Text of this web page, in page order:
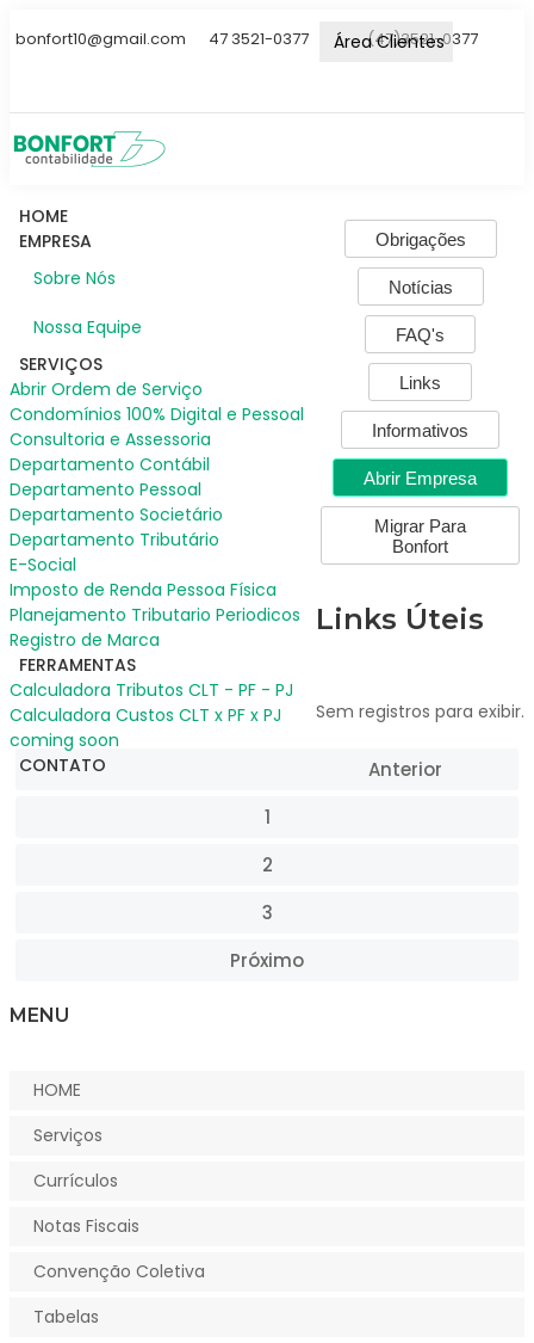
bonfort10@gmail.com 47 3521-0377 (47)3521-0377
HOME
EMPRESA
Sobre Nós
Nossa Equipe
SERVIÇOS
Abrir Ordem de Serviço
Condomínios 100% Digital e Pessoal
Consultoria e Assessoria
Departamento Contábil
Departamento Pessoal
Departamento Societário
Departamento Tributário
E-Social
Imposto de Renda Pessoa Física
Planejamento Tributario Periodicos
Registro de Marca
FERRAMENTAS
Calculadora Tributos CLT - PF - PJ
Calculadora Custos CLT x PF x PJ
coming soon
CONTATO
Área Clientes
Obrigações
Notícias
FAQ's
Links
Informativos
Abrir Empresa
Migrar Para
Bonfort
Links Úteis
Sem registros para exibir.
Anterior
1
2
3
Próximo
MENU
HOME
Serviços
Currículos
Notas Fiscais
Convenção Coletiva
Tabelas